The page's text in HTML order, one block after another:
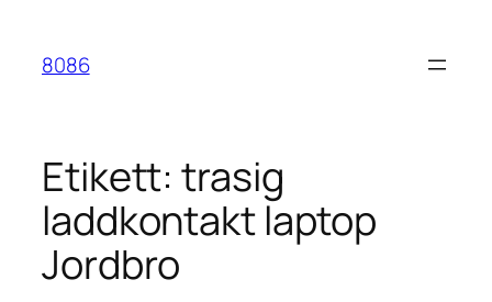
innehåll
8086
Etikett:trasig
laddkontakt laptop
Jordbro